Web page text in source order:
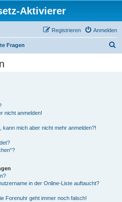
Aktivierer
Anmelden
Registrieren
Fragen
nicht anmelden!
mich aber nicht mehr anmelden?!
in der Online-Liste auftaucht?
Forenuhr geht immer noch falsch!